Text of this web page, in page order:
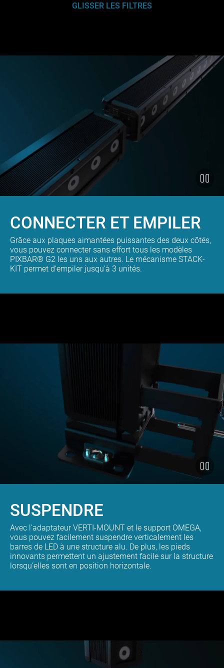
GLISSER LES FILTRES
CONNECTER ET EMPILER
Grâce aux plaques aimantées puissantes des deux côtés,
vous pouvez connecter sans effort tous les modèles
PIXBAR® G2 les uns aux autres. Le mécanisme STACK-
KIT permet d'empiler jusqu'à 3 unités.
SUSPENDRE
Avec l'adaptateur VERTI-MOUNT et le support OMEGA,
vous pouvez facilement suspendre verticalement les
barres de LED à une structure alu. De plus, les pieds
innovants permettent un ajustement facile sur la structure
lorsqu’elles sont en position horizontale.